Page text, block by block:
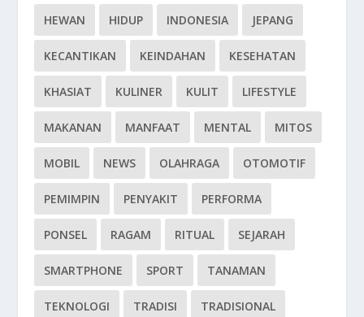
HEWAN HIDUP INDONESIA JEPANG
KECANTIKAN KEINDAHAN KESEHATAN
KHASIAT KULINER KULIT LIFESTYLE
MAKANAN MANFAAT MENTAL MITOS
MOBIL NEWS OLAHRAGA OTOMOTIF
PEMIMPIN PENYAKIT PERFORMA
PONSEL RAGAM RITUAL SEJARAH
SMARTPHONE SPORT TANAMAN
TEKNOLOGI TRADISI TRADISIONAL